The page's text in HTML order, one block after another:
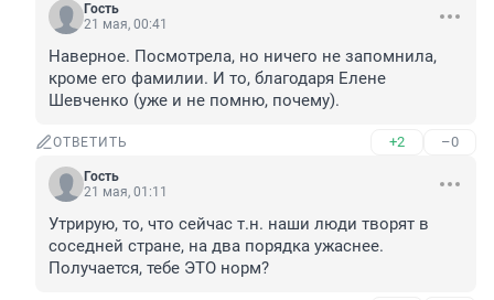
Гость
21 мая, 00:41
Наверное. Посмотрела, но ничего не запомнила,
кроме его фамилии. И то, благодаря Елене
Шевченко (уже и не помню, почему).
ОТВЕТИТЬ +2 –0
Гость
21 мая, 01:11
Утрирую, то, что сейчас т.н. наши люди творят в
соседней стране, на два порядка ужаснее.
Получается, тебе ЭТО норм?